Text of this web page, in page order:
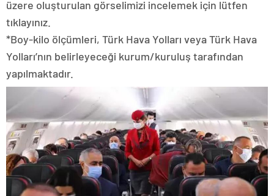
üzere oluşturulan görselimizi incelemek için lütfen
tıklayınız.
*Boy-kilo ölçümleri, Türk Hava Yolları veya Türk Hava
Yolları’nın belirleyeceği kurum/kuruluş tarafından
yapılmaktadır.